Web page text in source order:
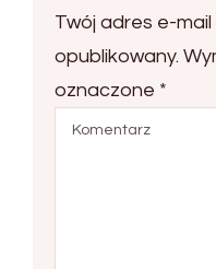
Twój adres e-
opublikowany.
oznaczone *